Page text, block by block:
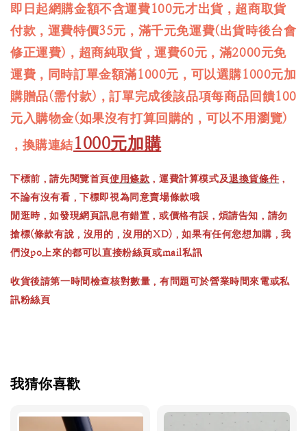
即日起網購金額不含運費100元才出貨，超商取貨
付款，運費特價35元，滿千元免運費(出貨時後台會
修正運費)，超商純取貨，運費60元，滿2000元免
運費，同時訂單金額滿1000元，可以選購1000元加
購贈品(需付款)，訂單完成後該品項每商品回饋100
元入購物金(如果沒有打算回購的，可以不用瀏覽)
，換購連結1000元加購
下標前，請先閱覽首頁使用條款 ，運費計算模式及退換貨條件 ，
不論有沒有看，下標即視為同意賣場條款哦
閒逛時，如發現網頁訊息有錯置，或價格有誤，煩請告知，請勿
搶標(條款有說，沒用的，沒用的XD)，如果有任何您想加購，我
們沒po上來的都可以直接粉絲頁或mail私訊
收貨後請第一時間檢查核對數量，有問題可於營業時間來電或私
訊粉絲頁
我猜你喜歡